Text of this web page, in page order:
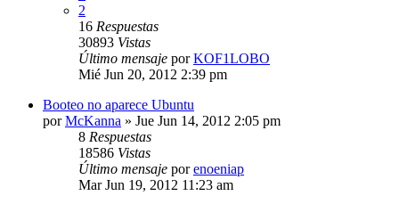
2
16 Respuestas
30893 Vistas
Último mensaje porKOF1LOBO
Mié Jun 20, 2012 2:39 pm
Booteo no aparece Ubuntu
porMcKanna » Jue Jun 14, 2012 2:05 pm
8 Respuestas
18586 Vistas
Último mensaje porenoeniap
Mar Jun 19, 2012 11:23 am